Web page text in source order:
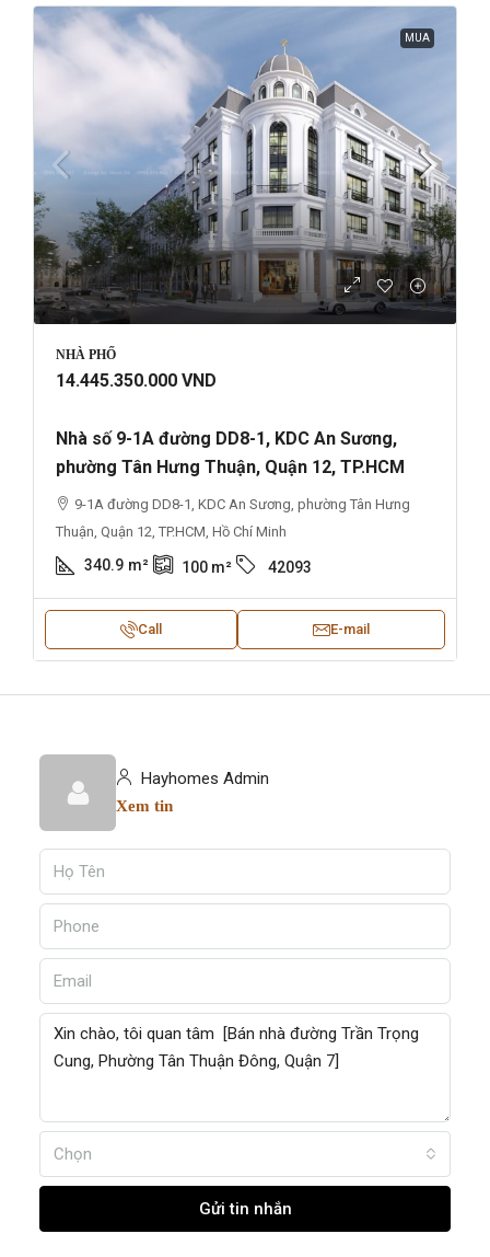
MUA
NHÀ PHỐ
14.445.350.000 VND
Nhà số 9-1A đường DD8-1, KDC An Sương,
phường Tân Hưng Thuận, Quận 12, TP.HCM
9-1A đường DD8-1, KDC An Sương, phường Tân Hưng
Thuận, Quận 12, TP.HCM, Hồ Chí Minh
340.9 m² 100 m² 42093
Call E-mail
Hayhomes Admin
Xem tin
Chọn
Gửi tin nhắn